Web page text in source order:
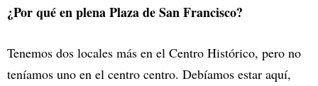
¿Por qué en plena Plaza de San Francisco?
Tenemos dos locales más en el Centro Histórico, pero no
teníamos uno en el centro centro. Debíamos estar aquí,